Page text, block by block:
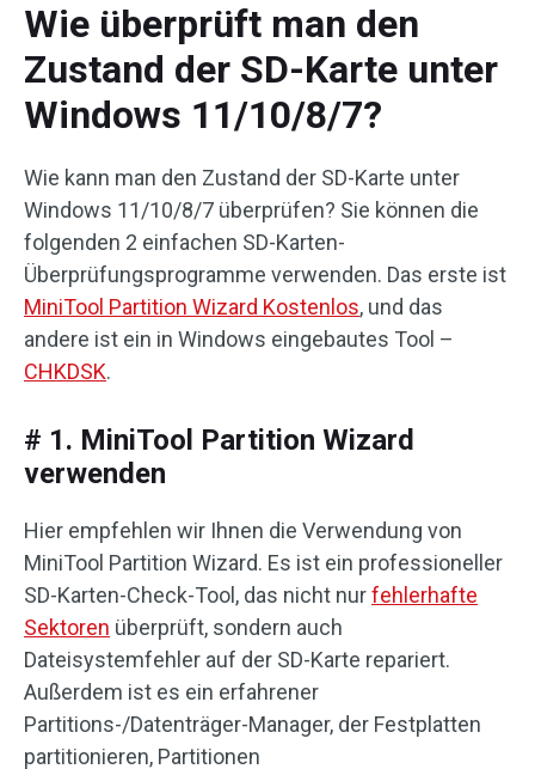
Wie überprüft man den
Zustand der SD-Karte unter
Windows 11/10/8/7?
Wie kann man den Zustand der SD-Karte unter
Windows 11/10/8/7 überprüfen? Sie können die
folgenden 2 einfachen SD-Karten-
Überprüfungsprogramme verwenden. Das erste ist
MiniTool Partition Wizard Kostenlos, und das
andere ist ein in Windows eingebautes Tool –
CHKDSK.
# 1. MiniTool Partition Wizard
verwenden
Hier empfehlen wir Ihnen die Verwendung von
MiniTool Partition Wizard. Es ist ein professioneller
SD-Karten-Check-Tool, das nicht nurfehlerhafte
Sektoren überprüft, sondern auch
Dateisystemfehler auf der SD-Karte repariert.
Außerdem ist es ein erfahrener
Partitions-/Datenträger-Manager, der Festplatten
partitionieren, Partitionen